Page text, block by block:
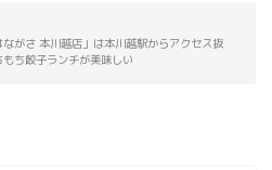
ながさ 本川越店」は本川越駅からアクセス抜
ち餃子ランチが美味しい